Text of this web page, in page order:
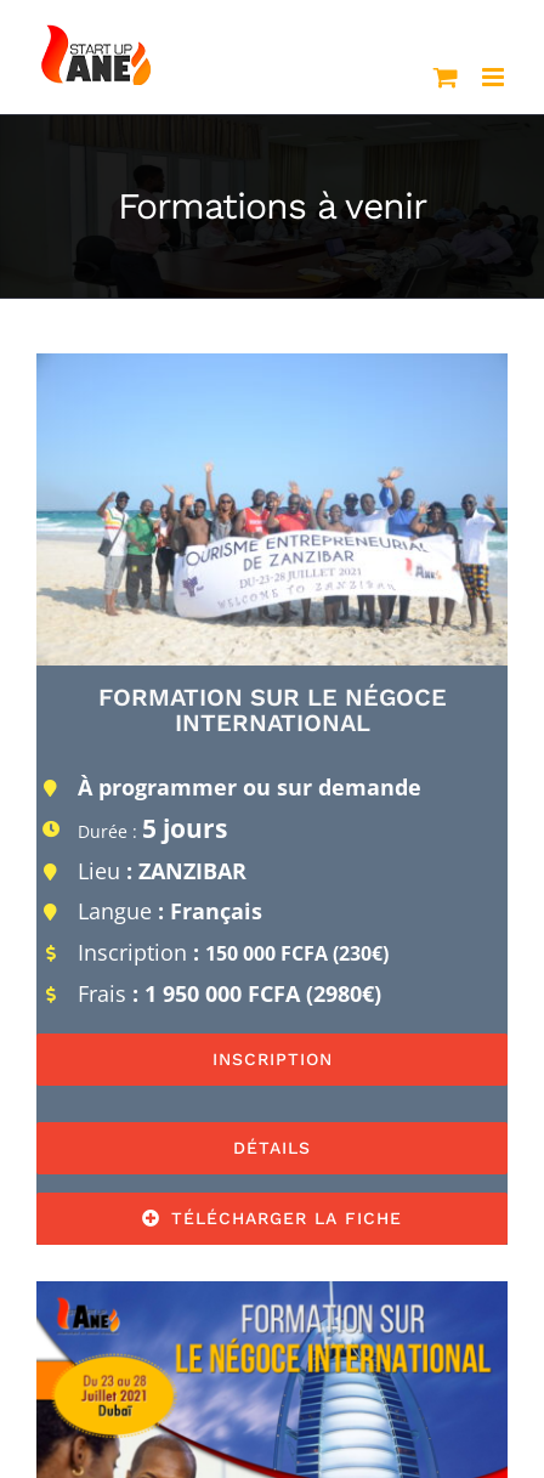
contenu
Formations à venir
FORMATION SUR LE NÉGOCE
INTERNATIONAL
À programmer ou sur demande
Durée : 5 jours
Lieu : ZANZIBAR
Langue: Français
Inscription : 150 000 FCFA (230€)
Frais : 1 950 000 FCFA (2980€)
INSCRIPTION
DÉTAILS
TÉLÉCHARGER LA FICHE